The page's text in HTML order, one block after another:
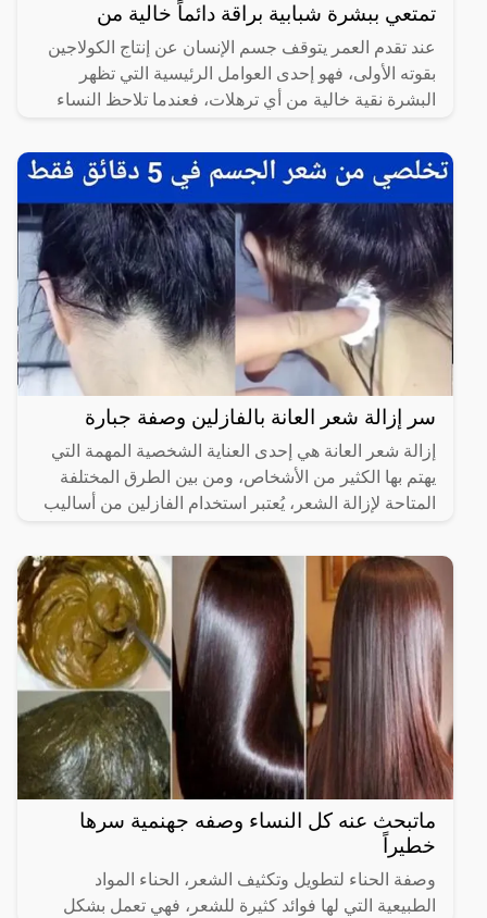
تمتعي ببشرة شبابية براقة دائماً خالية من
عند تقدم العمر يتوقف جسم الإنسان عن إنتاج الكولاجين
بقوته الأولى، فهو إحدى العوامل الرئيسية التي تظهر
البشرة نقية خالية من أي ترهلات، فعندما تلاحظ النساء
سر إزالة شعر العانة بالفازلين وصفة جبارة
إزالة شعر العانة هي إحدى العناية الشخصية المهمة التي
يهتم بها الكثير من الأشخاص، ومن بين الطرق المختلفة
المتاحة لإزالة الشعر، يُعتبر استخدام الفازلين من أساليب
ماتبحث عنه كل النساء وصفه جهنمية سرها
خطيراً
وصفة الحناء لتطويل وتكثيف الشعر، الحناء المواد
الطبيعية التي لها فوائد كثيرة للشعر، فهي تعمل بشكل